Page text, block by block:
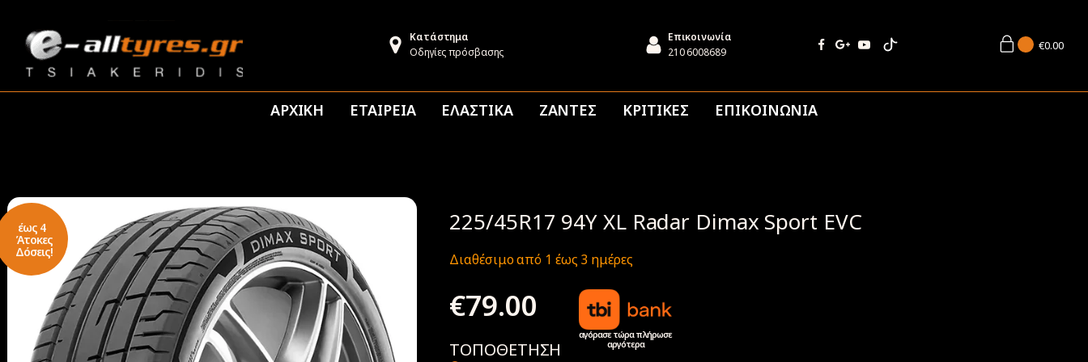
Κατάστημα
Οδηγίες πρόσβασης
Επικοινωνία
210 6008689
€0.00
ΑΡΧΙΚΗ ΕΤΑΙΡΕΙΑ ΕΛΑΣΤΙΚΑ ΖΑΝΤΕΣ ΚΡΙΤΙΚΕΣ ΕΠΙΚΟΙΝΩΝΙΑ
έως 4
Άτοκες
Δόσεις!
225/45R17 94Y XL Radar Dimax Sport EVC
Διαθέσιμο από 1 έως 3 ημέρες
€79.00
αγόρασε τώρα πλήρωσε
αργότερα
ΤΟΠΟΘΕΤΗΣΗ